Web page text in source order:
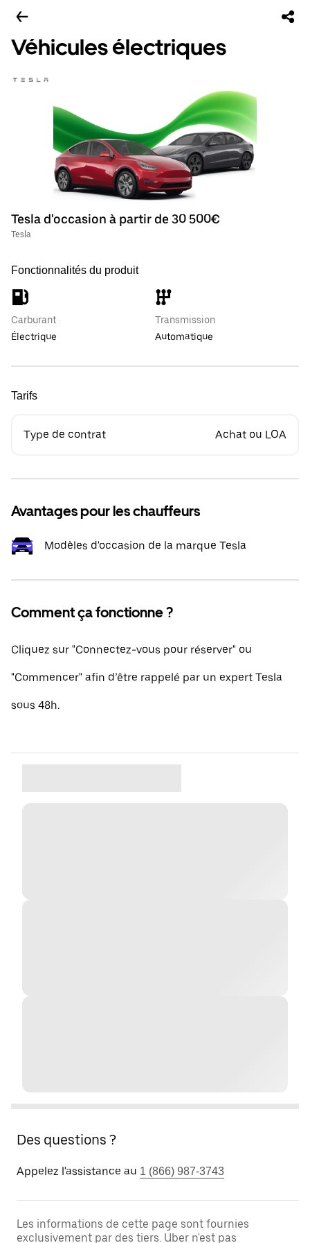
Véhicules électriques
Tesla d'occasion à partir de 30 500€
Tesla
Fonctionnalités du produit
Carburant
Électrique
Transmission
Automatique
Tarifs
Type de contrat Achat ou LOA
Avantages pour les chauffeurs
Modèles d'occasion de la marque Tesla
Comment ça fonctionne ?
Cliquez sur "Connectez-vous pour réserver" ou
"Commencer" afin d’être rappelé par un expert Tesla
sous 48h.
Des questions ?
Appelez l'assistance au 1 (866) 987-3743
Les informations de cette page sont fournies
exclusivement par des tiers. Uber n'est pas